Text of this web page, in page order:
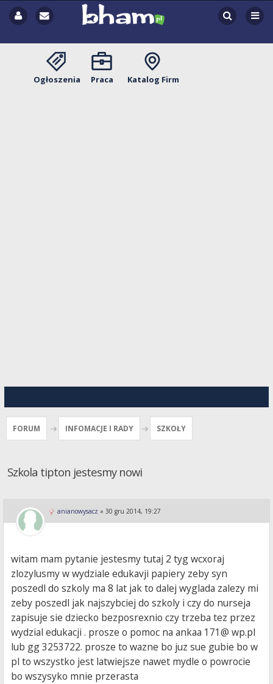
Ogłoszenia Praca Katalog Firm
FORUM INFOMACJE I RADY SZKOŁY
Szkola tipton jestesmy nowi
anianowysacz » 30 gru 2014, 19:27
witam mam pytanie jestesmy tutaj 2 tyg wcxoraj
zlozylusmy w wydziale edukavji papiery zeby syn
poszedl do szkoly ma 8 lat jak to dalej wyglada zalezy mi
zeby poszedl jak najszybciej do szkoly i czy do nurseja
zapisuje sie dziecko bezposrexnio czy trzeba tez przez
wydzial edukacji . prosze o pomoc na ankaa 171@ wp.pl
lub gg 3253722. prosze to wazne bo juz sue gubie bo w
pl to wszystko jest latwiejsze nawet mydle o powrocie
bo wszysyko mnie przerasta